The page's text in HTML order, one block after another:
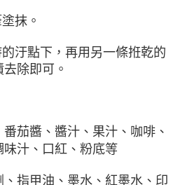
抹。
汙點下，再用另一條拰乾的
除即可。
茄醬、醬汁、果汁、咖啡、
汁、口紅、粉底等
指甲油、墨水、紅墨水、印